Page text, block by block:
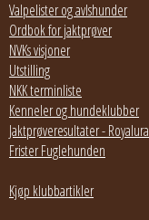
Valpelister og avlshunder
Ordbok for jaktprøver
NVKs visjoner
Utstilling
NKK terminliste
Kenneler og hundeklubber
Jaktprøveresultater - Royalura
Frister Fuglehunden
Kjøp klubbartikler